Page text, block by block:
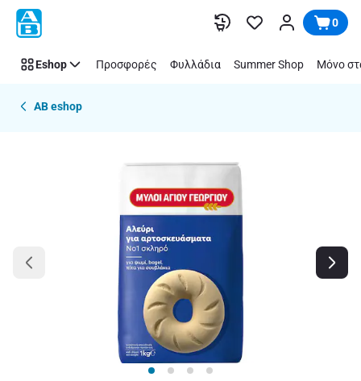
Παράλειψη 0
Eshop Προσφορές Φυλλάδια Summer Shop Μόνο
AB eshop